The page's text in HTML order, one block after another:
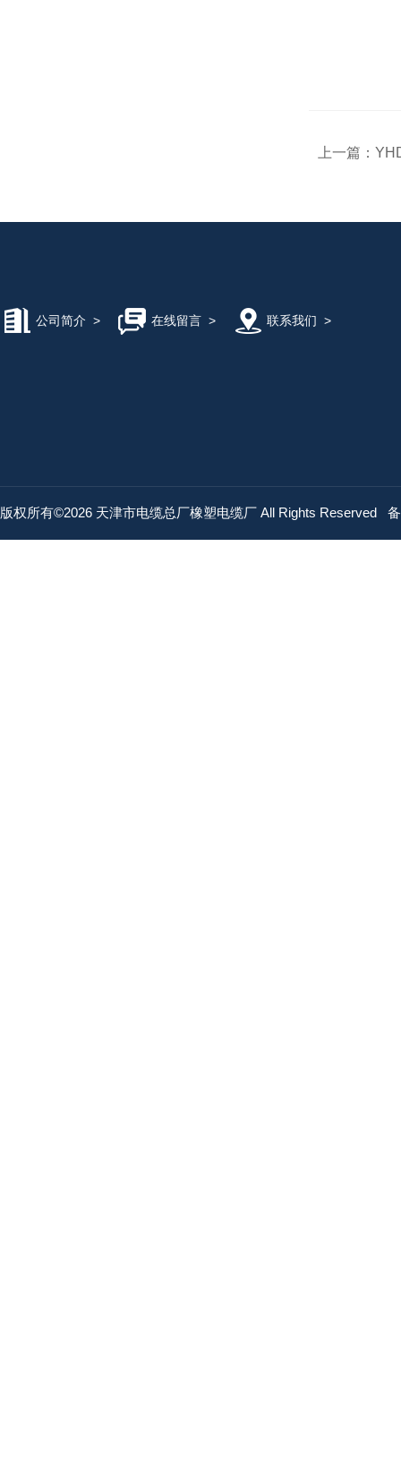
上一篇：
公司简介 > 在线留言> 联系我们 >
版权所有©2026 天津市电缆总厂橡塑电缆厂 All Rights Reserved